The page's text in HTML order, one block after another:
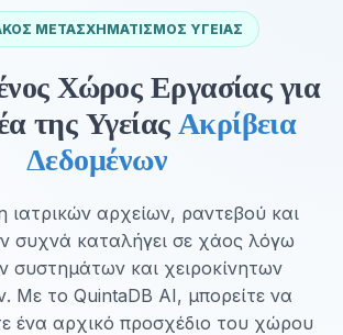
ΜΕΤΑΣΧΗΜΑΤΙΣΜΌΣ ΥΓΕΊΑΣ
Χώρος Εργασίας για
της Υγείας Ακρίβεια
Δεδομένων
ιατρικών αρχείων, ραντεβού και
συχνά καταλήγει σε χάος λόγω
συστημάτων και χειροκίνητων
Με το QuintaDB AI, μπορείτε να
ένα αρχικό προσχέδιο του χώρου